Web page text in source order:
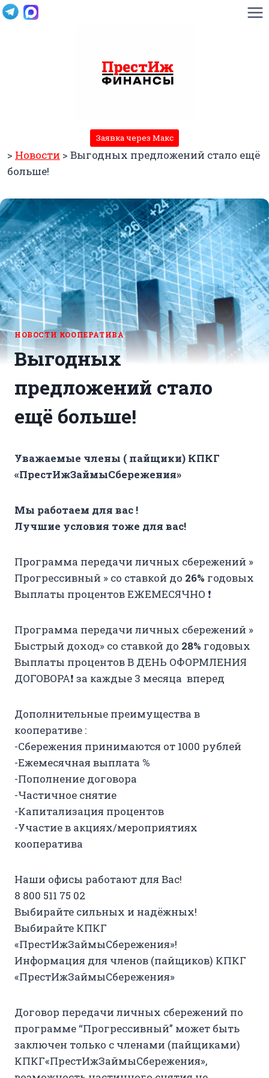
Перейти
Заявка через Макс
> Новости > Выгодных предложений стало ещё
больше!
НОВОСТИ КООПЕРАТИВА
Выгодных
предложений стало
ещё больше!
Уважаемые члены ( пайщики) КПКГ
«ПрестИжЗаймыСбережения»
Мы работаем для вас !
Лучшие условия тоже для вас!
Программа передачи личных сбережений »
Прогрессивный » со ставкой до 26% годовых
Выплаты процентов ЕЖЕМЕСЯЧНО ❗
Программа передачи личных сбережений »
Быстрый доход» со ставкой до 28% годовых
Выплаты процентов В ДЕНЬ ОФОРМЛЕНИЯ
ДОГОВОРА❗ за каждые 3 месяца вперед
Дополнительные преимущества в
кооперативе :
-Сбережения принимаются от 1000 рублей
-Ежемесячная выплата %
-Пополнение договора
-Частичное снятие
-Капитализация процентов
-Участие в акциях/мероприятиях
кооператива
Наши офисы работают для Вас!
8 800 511 75 02
Выбирайте сильных и надёжных!
Выбирайте КПКГ
«ПрестИжЗаймыСбережения»!
Информация для членов (пайщиков) КПКГ
«ПрестИжЗаймыСбережения»
Договор передачи личных сбережений по
программе “Прогрессивный” может быть
заключен только с членами (пайщиками)
КПКГ«ПрестИжЗаймыСбережения»,